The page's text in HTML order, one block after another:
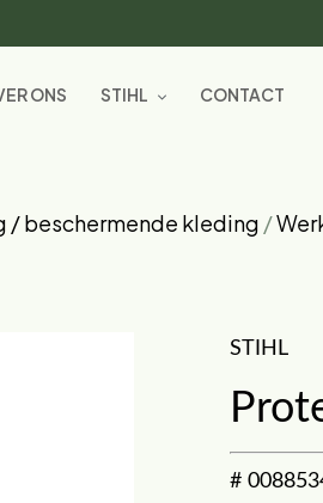
ONS STIHL CONTACT
beschermende kleding /
STIHL
#